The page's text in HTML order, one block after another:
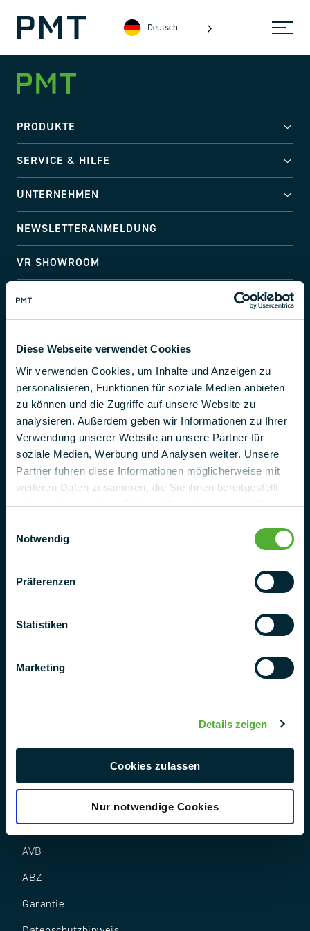
Diese Webseite verwendet Cookies
Wir verwenden Cookies, um Inhalte und Anzeigen zu
personalisieren, Funktionen für soziale Medien anbieten
zu können und die Zugriffe auf unsere Website zu
analysieren. Außerdem geben wir Informationen zu Ihrer
Verwendung unserer Website an unsere Partner für
soziale Medien, Werbung und Analysen weiter. Unsere
Partner führen diese Informationen möglicherweise mit
weiteren Daten zusammen, die Sie ihnen bereitgestellt
haben oder die sie im Rahmen Ihrer Nutzung der Dienste
Notwendig
Präferenzen
Statistiken
Marketing
Details zeigen
Cookies zulassen
Nur notwendige Cookies
Deutsch
Germany
+ 49 (0) 9225 95500
E-Mail
project@pmt.solutions
Kontaktieren
PRODUKTE
SERVICE & HILFE
UNTERNEHMEN
NEWSLETTERANMELDUNG
VR SHOWROOM
AEB
AVB
ABZ
Garantie
Follow us